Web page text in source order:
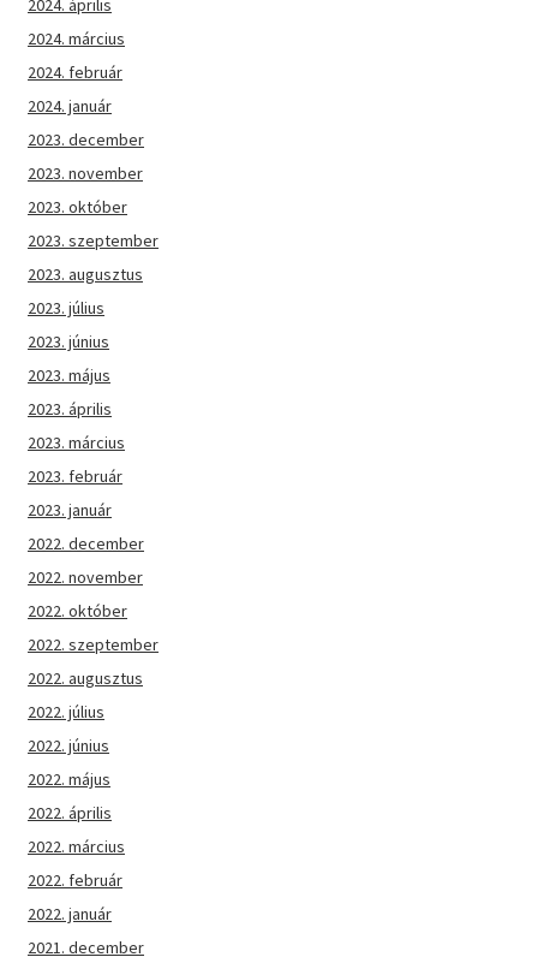
2024. április
2024. március
2024. február
2024. január
2023. december
2023. november
2023. október
2023. szeptember
2023. augusztus
2023. július
2023. június
2023. május
2023. április
2023. március
2023. február
2023. január
2022. december
2022. november
2022. október
2022. szeptember
2022. augusztus
2022. július
2022. június
2022. május
2022. április
2022. március
2022. február
2022. január
2021. december